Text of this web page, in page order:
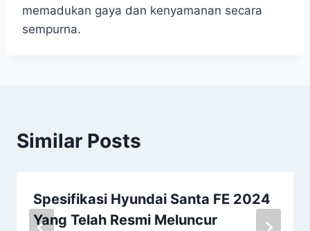
memadukan gaya dan kenyamanan secara
sempurna.
Similar Posts
Spesifikasi Hyundai Santa FE 2024
Yang Telah Resmi Meluncur